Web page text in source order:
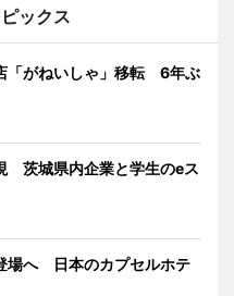
ックス
「がねいしゃ」移転 6年ぶ
茨城県内企業と学生のeス
場へ 日本のカプセルホテ